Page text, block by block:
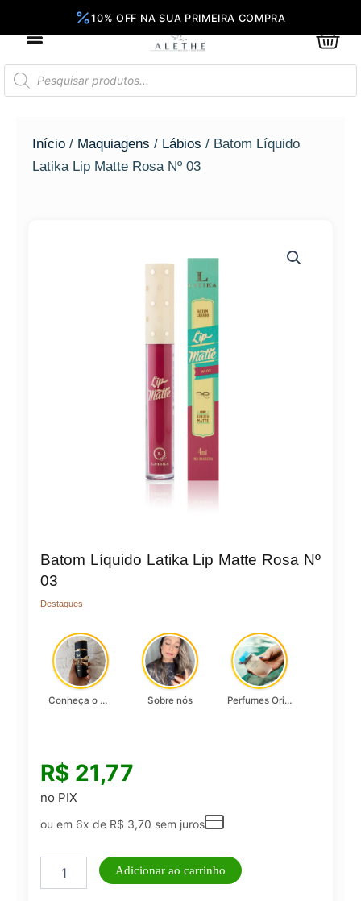
conteúdo
Pesquisar
produtos
Início / Maquiagens / Lábios / Batom Líquido
Latika Lip Matte Rosa Nº 03
Batom Líquido Latika Lip Matte Rosa Nº
03
Destaques
Conheça o Asad, da Lattafa… Sobre nós Perfumes Originais
R$ 21,77
no PIX
ou em 6x de R$ 3,70 sem juros
Líquido
Adicionar ao carrinho